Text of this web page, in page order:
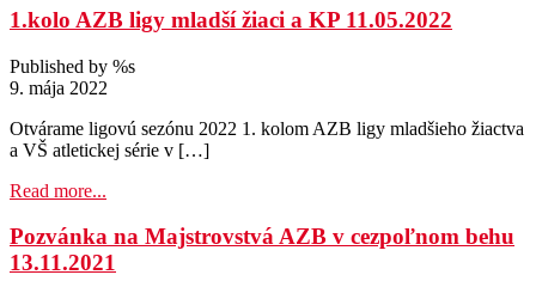
1.kolo AZB ligy mladší žiaci a KP 11.05.2022
Published by %s
9. mája 2022
Otvárame ligovú sezónu 2022 1. kolom AZB ligy mladšieho žiactva
a VŠ atletickej série v […]
Read more...
Pozvánka na Majstrovstvá AZB v cezpoľnom behu
13.11.2021